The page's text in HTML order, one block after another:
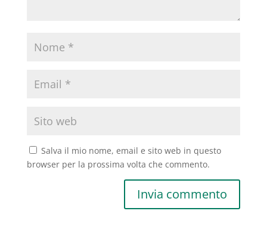
Salva il mio nome, email e sito web in questo
browser per la prossima volta che commento.